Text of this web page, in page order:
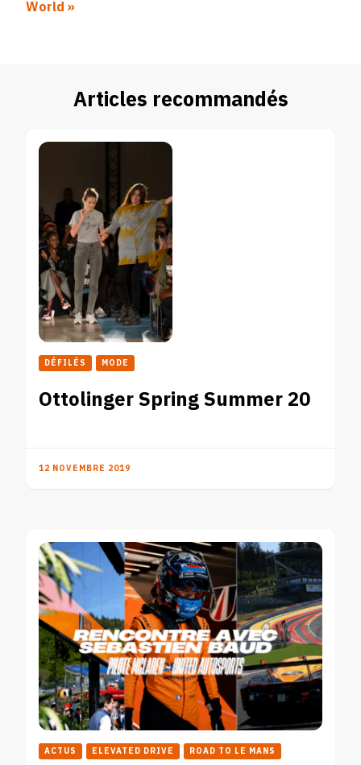
World »
Articles recommandés
DÉFILÉS MODE
Ottolinger Spring Summer 20
12 NOVEMBRE 2019
ACTUS ELEVATED DRIVE ROAD TO LE MANS